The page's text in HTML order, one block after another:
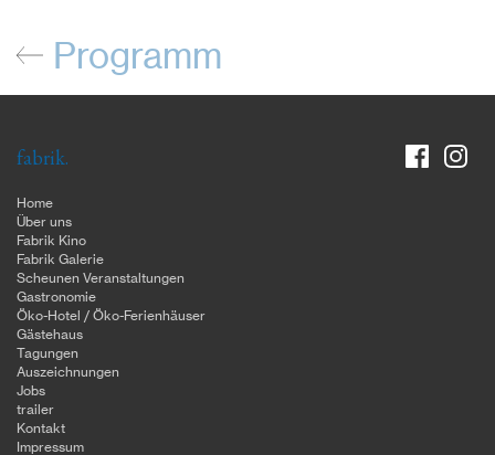
Programm
fabrik.
Home
Über uns
Fabrik Kino
Fabrik Galerie
Scheunen Veranstaltungen
Gastronomie
Öko-Hotel / Öko-Ferienhäuser
Gästehaus
Tagungen
Auszeichnungen
Jobs
trailer
Kontakt
Impressum